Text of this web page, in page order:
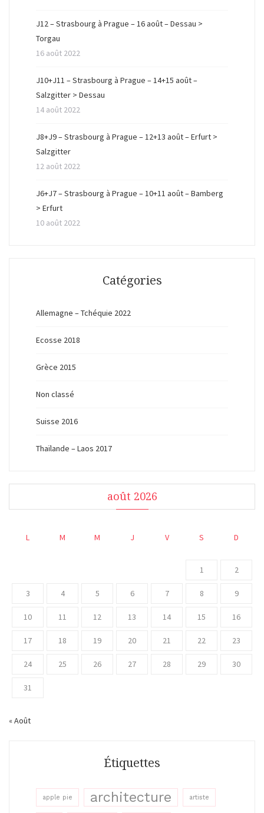
r
e r e
J12 – Strasbourg à Prague – 16 août – Dessau >
Torgau
16 août 2022
J10+J11 – Strasbourg à Prague – 14+15 août –
Salzgitter > Dessau
14 août 2022
J8+J9 – Strasbourg à Prague – 12+13 août – Erfurt >
Salzgitter
12 août 2022
J6+J7 – Strasbourg à Prague – 10+11 août – Bamberg
> Erfurt
10 août 2022
Catégories
Allemagne – Tchéquie 2022
Ecosse 2018
Grèce 2015
Non classé
Suisse 2016
Thaïlande – Laos 2017
août 2026
L M M J V S D
1 2
3 4 5 6 7 8 9
10 11 12 13 14 15 16
17 18 19 20 21 22 23
24 25 26 27 28 29 30
31
« Août
Étiquettes
apple pie architecture artiste